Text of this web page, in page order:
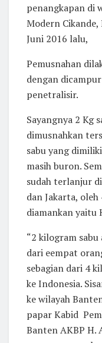
penangkapan di
Modern
Juni 2016 lalu,
Pemusnahan
dengan
penetralisir.
Sayangnya 2 Kg
dimusnahkan
sabu yang
masih buron.
sudah terlanjur
dan Jakarta,
diamankan yaitu
“2 kilogram
dari eempat
sebagian dari 4
ke Indonesia.
ke wilayah
papar Kabid
Banten AKBP H.